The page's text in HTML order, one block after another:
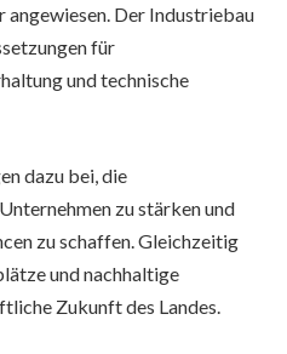
Der Industriebau
für
und technische
dazu bei, die
zu stärken und
zu schaffen. Gleichzeitig
und nachhaltige
Zukunft des Landes.